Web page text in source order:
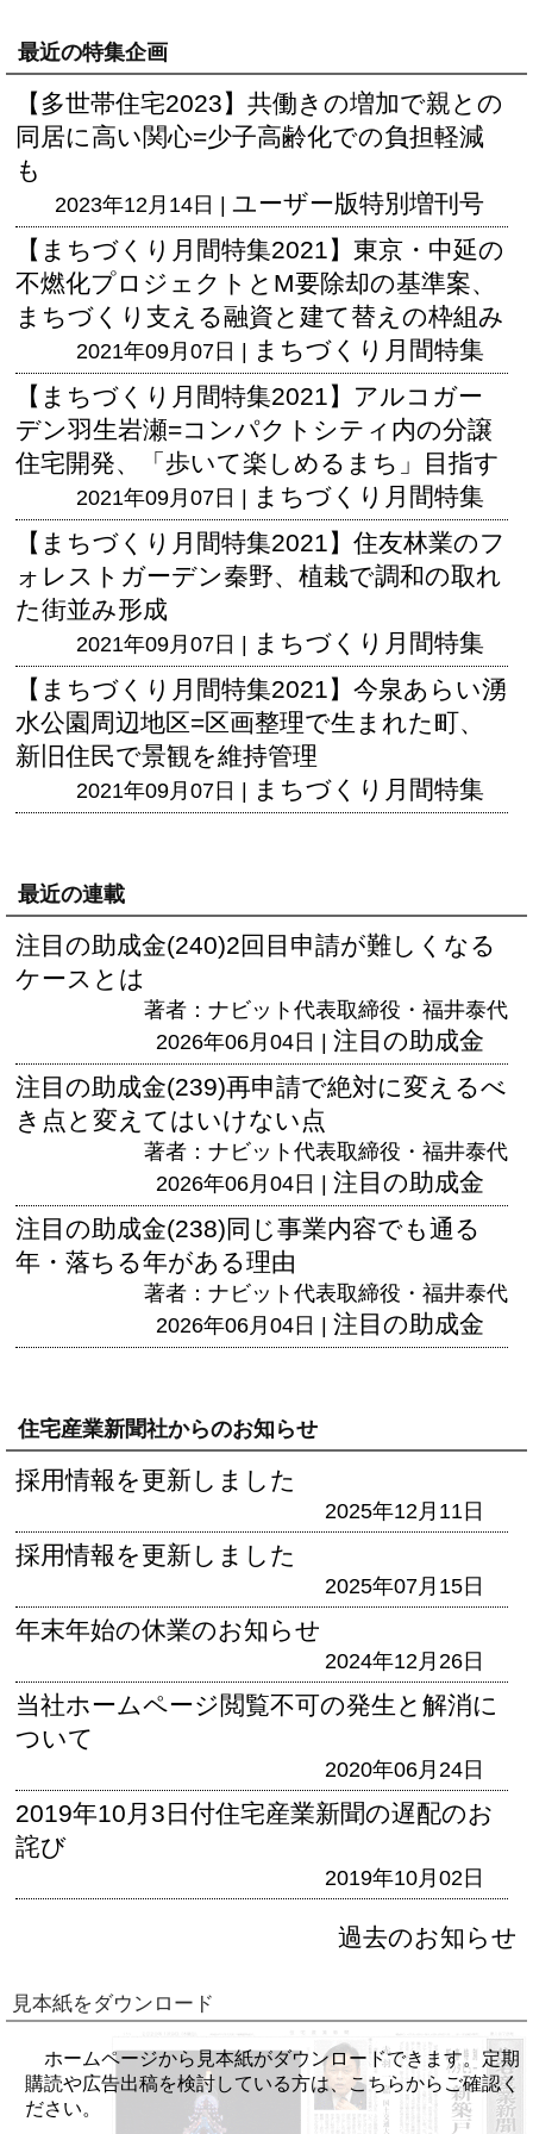
最近の特集企画
【多世帯住宅2023】共働きの増加で親との
同居に高い関心=少子高齢化での負担軽減
も
2023年12月14日 | ユーザー版特別増刊号
【まちづくり月間特集2021】東京・中延の
不燃化プロジェクトとM要除却の基準案、
まちづくり支える融資と建て替えの枠組み
2021年09月07日 |
まちづくり月間特集
【まちづくり月間特集2021】アルコガー
デン羽生岩瀬=コンパクトシティ内の分譲
住宅開発、「歩いて楽しめるまち」目指す
2021年09月07日 |
まちづくり月間特集
【まちづくり月間特集2021】住友林業のフ
ォレストガーデン秦野、植栽で調和の取れ
た街並み形成
2021年09月07日 |
まちづくり月間特集
【まちづくり月間特集2021】今泉あらい湧
水公園周辺地区=区画整理で生まれた町、
新旧住民で景観を維持管理
2021年09月07日 | まちづくり月間特集
最近の連載
注目の助成金(240)2回目申請が難しくなる
ケースとは
著者：ナビット代表取締役・福井泰代
2026年06月04日 | 注目の助成金
注目の助成金(239)再申請で絶対に変えるべ
き点と変えてはいけない点
著者：ナビット代表取締役・福井泰代
2026年06月04日 | 注目の助成金
注目の助成金(238)同じ事業内容でも通る
年・落ちる年がある理由
著者：ナビット代表取締役・福井泰代
2026年06月04日 | 注目の助成金
住宅産業新聞社からのお知らせ
採用情報を更新しました
2025年12月11日
採用情報を更新しました
2025年07月15日
年末年始の休業のお知らせ
2024年12月26日
当社ホームページ閲覧不可の発生と解消に
ついて
2020年06月24日
2019年10月3日付住宅産業新聞の遅配のお
詫び
2019年10月02日
過去のお知らせ
見本紙をダウンロード
ホームページから見本紙がダウンロードできます。定期
購読や広告出稿を検討している方は、こちらからご確認く
ださい。